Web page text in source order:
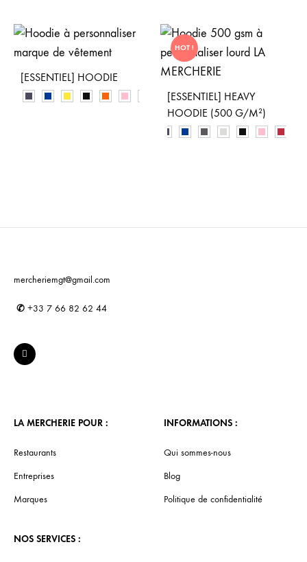
[ESSENTIEL] HOODIE
HOT !
[ESSENTIEL] HEAVY
HOODIE (500 G/M²)
mercheriemgt@gmail.com
✆ +33 7 66 82 62 44
LA MERCHERIE POUR :
Restaurants
Entreprises
Marques
NOS SERVICES :
INFORMATIONS :
Qui sommes-nous
Blog
Politique de confidentialité